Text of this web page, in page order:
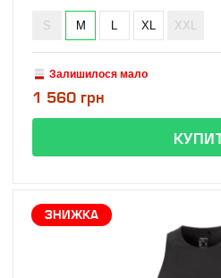
S M L XL XXL
Залишилося мало
1 560 грн
ЗНИЖКА